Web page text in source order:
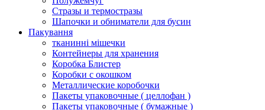
Стразы и термостразы
Шапочки и обниматели для бусин
Пакування
тканинні мішечки
Контейнеры для хранения
Коробка Блистер
Коробки с окошком
Металлические коробочки
Пакеты упаковочные ( целлофан )
Пакеты упаковочные ( бумажные )